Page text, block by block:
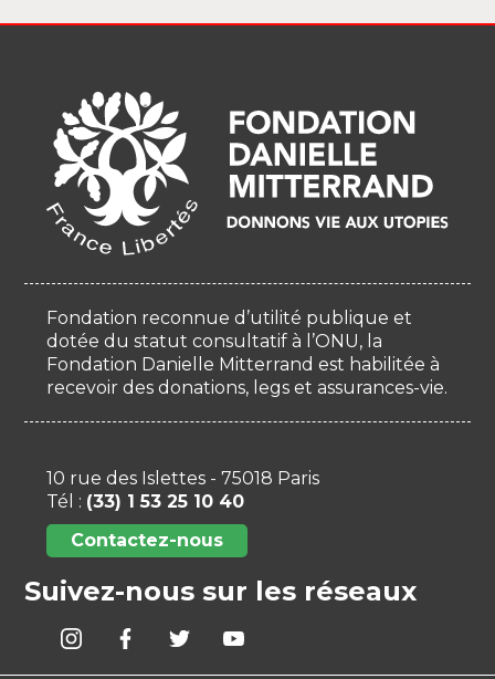
Fondation reconnue d’utilité publique et
dotée du statut consultatif à l’ONU, la
Fondation Danielle Mitterrand est habilitée à
recevoir des donations, legs et assurances-vie.
10 rue des Islettes - 75018 Paris
Tél : (33) 1 53 25 10 40
Contactez-nous
Suivez-nous sur les réseaux